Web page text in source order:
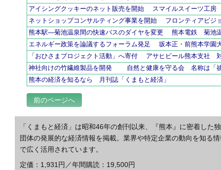
アイシングクッキーのネット販売を開始 スマイルスイーツ工
ネットショップコンサルティング事業を開始 フロンティアビ
熊本駅―菊池温泉間の快速バスのダイヤを変更 熊本電鉄 菊池
エネルギー政策を論議するフォーラム発足 坂本正・前熊本学
「おひさまプロジェクト活動」へ寄付 アサヒビール熊本支社
神社向けの竹繊維製品を開発 自然と健康を守る会 名
熊本の経済を知るなら 月刊誌「くまもと経済」
前のページへ
「くまもと経済」は昭和46年の創刊以来、『熊本』に密着し
団体の発展的な経済情報を掲載。業界や特定企業の動向を知る
で広く活用されています。
定価：1,931円／年間購読：19,500円